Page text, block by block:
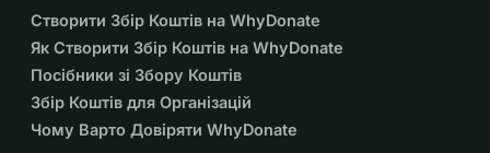
Створити Збір Коштів на WhyDonate
Як Створити Збір Коштів на WhyDonate
Посібники зі Збору Коштів
Збір Коштів для Організацій
Чому Варто Довіряти WhyDonate